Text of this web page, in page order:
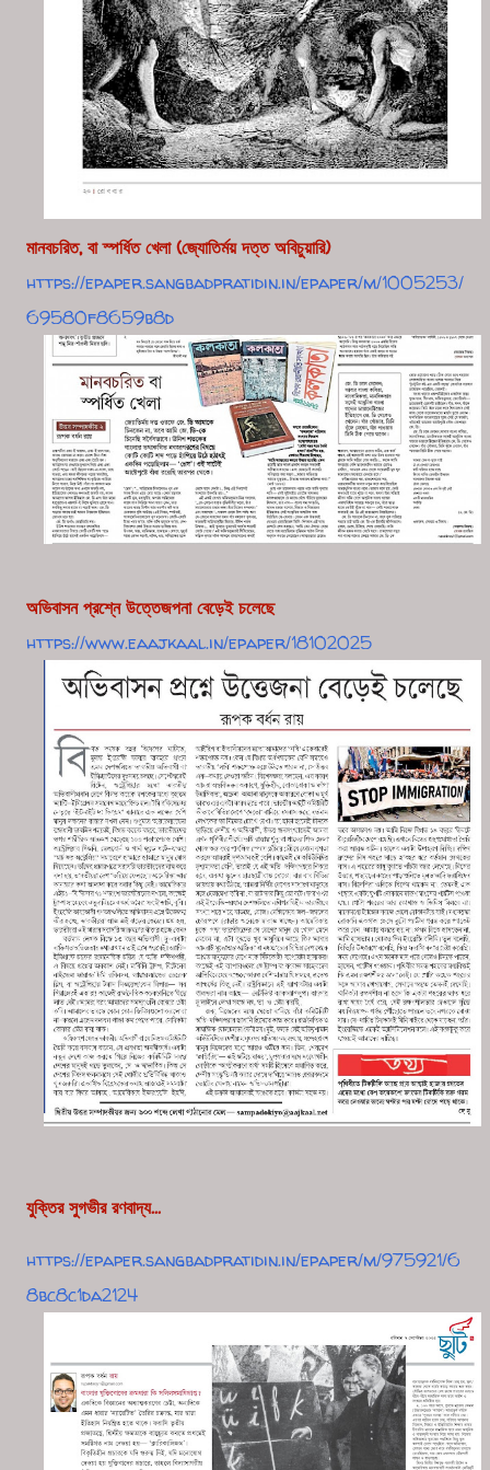
মানবচরিত, বা স্পর্ধিত খেলা (জ্যোতির্ময় দত্ত অবিচুয়ারি)
https://epaper.sangbadpratidin.in/epaper/m/1005253/
69580f8659b8d
অভিবাসন প্রশ্নে উত্তেজপনা বেড়েই চলেছে
https://www.eaajkaal.in/epaper/18102025
যুক্তির সুগভীর রণবাদ্য...
https://epaper.sangbadpratidin.in/epaper/m/975921/6
8bc8c1da2124